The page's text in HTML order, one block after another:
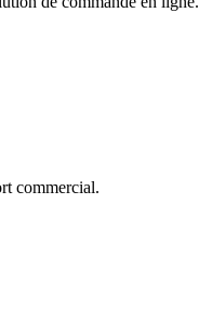
commercial.